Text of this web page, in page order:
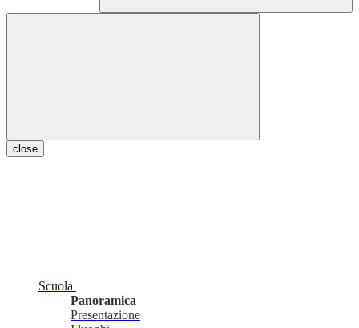
close
Scuola
Panoramica
Presentazione